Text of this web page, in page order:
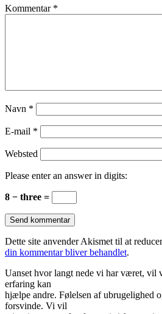
Kommentar *
Navn *
E-mail *
Websted
Please enter an answer in digits:
8 − three =
Dette site anvender Akismet til at
din kommentar bliver behandlet.
Uanset hvor langt nede vi har været, vil
erfaring kan
hjælpe andre. Følelsen af ubrugelighed
forsvinde. Vi vil